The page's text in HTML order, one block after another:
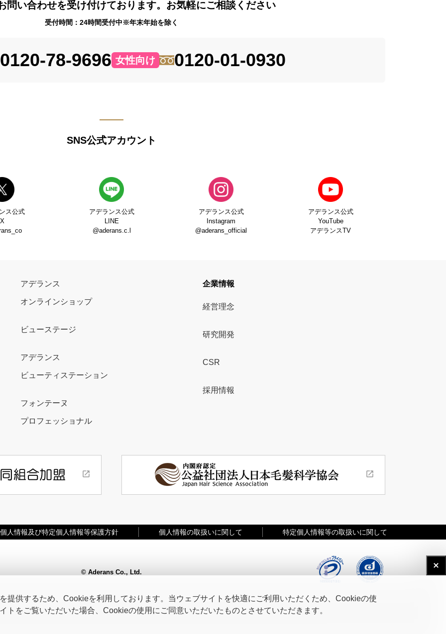
問い合わせを受け付けております。お気軽にご相談ください
受付時間：24時間受付中※年末年始を除く
0120-78-9696 女性向け 0120-01-0930
SNS公式アカウント
ス公式
X
アデランス公式
LINE
@aderans.c.l
アデランス公式
Instagram
@aderans_official
アデランス公式
YouTube
アデランスTV
アデランス
オンラインショップ
ビューステージ
アデランス
ビューティステーション
フォンテーヌ
プロフェッショナル
企業情報
経営理念
研究開発
CSR
採用情報
個人情報及び特定個人情報等保護方針 個人情報の取扱いに関して 特定個人情報等の取扱いに関して
© Aderans Co., Ltd.
提供するため、Cookieを利用しております。当ウェブサイトを快適にご利用いただくため、Cookieの使
トをご覧いただいた場合、Cookieの使用にご同意いただいたものとさせていただきます。